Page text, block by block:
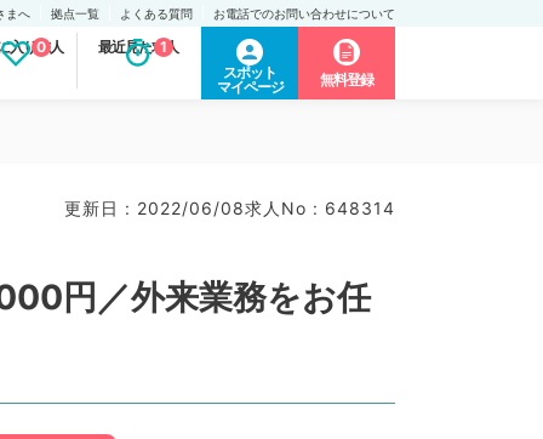
まへ 拠点一覧 よくある質問 お電話でのお問い合わせについて
入り求人
0 最近見た求人
1
スポット
マイページ
無料登録
更新日 : 2022/06/08求人No : 648314
円／外来業務をお任